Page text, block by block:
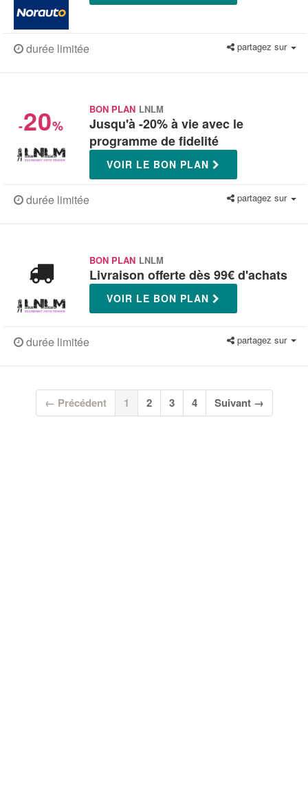
durée limitée partagez sur
-20%
BON PLAN LNLM
Jusqu'à -20% à vie avec le
programme de fidelité
VOIR LE BON PLAN
durée limitée partagez sur
BON PLAN LNLM
Livraison offerte dès 99€ d'achats
VOIR LE BON PLAN
durée limitée partagez sur
← Précédent 1 (current)
2 3 4 Suivant →